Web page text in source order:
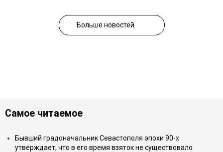
Больше новостей
Самое читаемое
Бывший градоначальник Севастополя эпохи 90-х
утверждает, что в его время взяток не существовало